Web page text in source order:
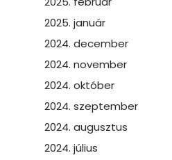
2025. január
2024. december
2024. november
2024. október
2024. szeptember
2024. augusztus
2024. július